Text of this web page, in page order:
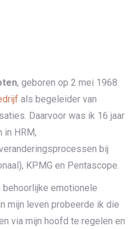
, geboren op 2 mei 1968.
als begeleider van
Daarvoor was ik 16 jaar
in HRM,
bij
KPMG en Pentascope.
emotionele
mijn leven probeerde ik die
via mijn hoofd te regelen en